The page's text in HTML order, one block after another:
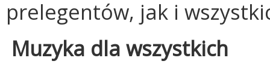
prelegentów, jak i
Muzyka dla wszystkich